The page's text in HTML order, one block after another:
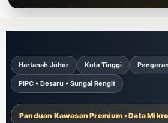
Hartanah Johor Kota Tinggi
PIPC • Desaru • Sungai Rengit
Panduan Kawasan Premium • Data